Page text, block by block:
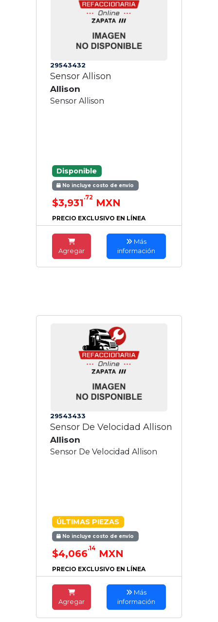
29543432
Sensor Allison
Allison
Sensor Allison
Disponible
No incluye costo de envío
$3,931.72 MXN
PRECIO EXCLUSIVO EN LÍNEA
Agregar
Más
información
29543433
Sensor De Velocidad Allison
Allison
Sensor De Velocidad Allison
ÚLTIMAS PIEZAS
No incluye costo de envío
$4,066.14 MXN
PRECIO EXCLUSIVO EN LÍNEA
Agregar
Más
información